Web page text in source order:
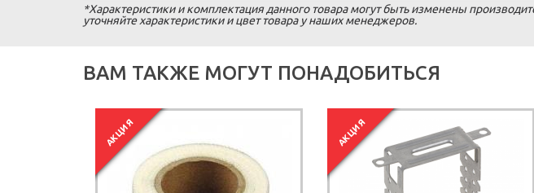
*Характеристики и комплектация данного товара могут быть изменены
уточняйте характеристики и цвет товара у наших менеджеров.
ВАМ ТАКЖЕ МОГУТ ПОНАДОБИТЬСЯ
АКЦИЯ АКЦИЯ